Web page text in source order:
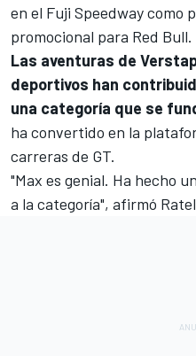
en el Fuji Speedway como
promocional para Red Bull.
Las aventuras de
deportivos han
una categoría que se
ha convertido en la
carreras de GT.
"Max es genial. Ha hecho
a la categoría", afirmó